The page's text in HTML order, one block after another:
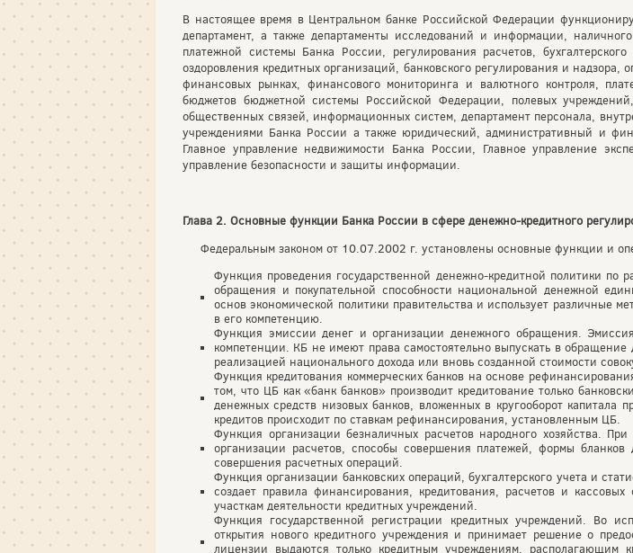
В настоящее время в Центральном банке Российской Федерации
департамент, а также департаменты исследований и информации,
платежной системы Банка России, регулирования расчетов,
оздоровления кредитных организаций, банковского регулирования и
финансовых рынках, финансового мониторинга и валютного контроля,
бюджетов бюджетной системы Российской Федерации, полевых
общественных связей, информационных систем, департамент персонала,
учреждениями Банка России а также юридический, административный и
Главное управление недвижимости Банка России, Главное управление
управление безопасности и защиты информации.
Глава 2. Основные функции Банка России в сфере денежно-кредитного
Федеральным законом от 10.07.2002 г. установлены основные функции и
Функция проведения государственной денежно-кредитной политики
обращения и покупательной способности национальной денежной
основ экономической политики правительства и использует различные
в его компетенцию.
Функция эмиссии денег и организации денежного обращения.
компетенции. КБ не имеют права самостоятельно выпускать в
реализацией национального дохода или вновь созданной стоимости
Функция кредитования коммерческих банков на основе
том, что ЦБ как «банк банков» производит кредитование только
денежных средств низовых банков, вложенных в кругооборот капитала
кредитов происходит по ставкам рефинансирования, установленным ЦБ.
Функция организации безналичных расчетов народного хозяйства.
организации расчетов, способы совершения платежей, формы
совершения расчетных операций.
Функция организации банковских операций, бухгалтерского учета и
создает правила финансирования, кредитования, расчетов и
участкам деятельности кредитных учреждений.
Функция государственной регистрации кредитных учреждений. Во
открытия нового кредитного учреждения и принимает решение о
лицензии выдаются только кредитным учреждениям,